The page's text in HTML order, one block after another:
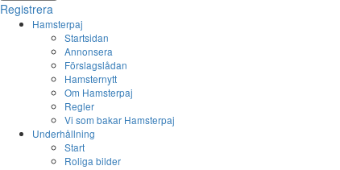
Registrera
Hamsterpaj
Startsidan
Annonsera
Förslagslådan
Hamsternytt
Om Hamsterpaj
Regler
Vi som bakar Hamsterpaj
Underhållning
Start
Roliga bilder